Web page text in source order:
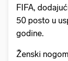
FIFA,
50 posto u
godine.
Ženski